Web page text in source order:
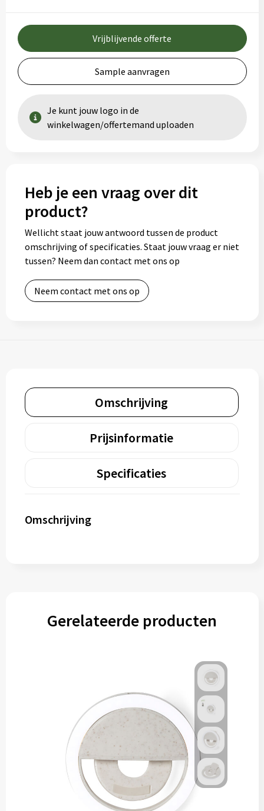
Vrijblijvende offerte
Sample aanvragen
Je kunt jouw logo in de
winkelwagen/offertemand uploaden
Heb je een vraag over dit
product?
Wellicht staat jouw antwoord tussen de product
omschrijving of specificaties. Staat jouw vraag er niet
tussen? Neem dan contact met ons op
Neem contact met ons op
Omschrijving
Prijsinformatie
Specificaties
Omschrijving
Gerelateerde producten